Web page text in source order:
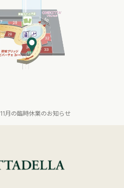
11月の臨時休業のお知らせ